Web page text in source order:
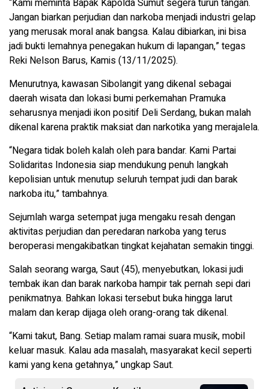
Jangan biarkan perjudian dan narkoba menjadi industri gelap
yang merusak moral anak bangsa. Kalau dibiarkan, ini bisa
jadi bukti lemahnya penegakan hukum di lapangan,” tegas
Reki Nelson Barus, Kamis (13/11/2025).
Menurutnya, kawasan Sibolangit yang dikenal sebagai
daerah wisata dan lokasi bumi perkemahan Pramuka
seharusnya menjadi ikon positif Deli Serdang, bukan malah
dikenal karena praktik maksiat dan narkotika yang merajalela.
“Negara tidak boleh kalah oleh para bandar. Kami Partai
Solidaritas Indonesia siap mendukung penuh langkah
kepolisian untuk menutup seluruh tempat judi dan barak
narkoba itu,” tambahnya.
Sejumlah warga setempat juga mengaku resah dengan
aktivitas perjudian dan peredaran narkoba yang terus
beroperasi mengakibatkan tingkat kejahatan semakin tinggi.
Salah seorang warga, Saut (45), menyebutkan, lokasi judi
tembak ikan dan barak narkoba hampir tak pernah sepi dari
penikmatnya. Bahkan lokasi tersebut buka hingga larut
malam dan kerap dijaga oleh orang-orang tak dikenal.
“Kami takut, Bang. Setiap malam ramai suara musik, mobil
keluar masuk. Kalau ada masalah, masyarakat kecil seperti
kami yang kena getahnya,” ungkap Saut.